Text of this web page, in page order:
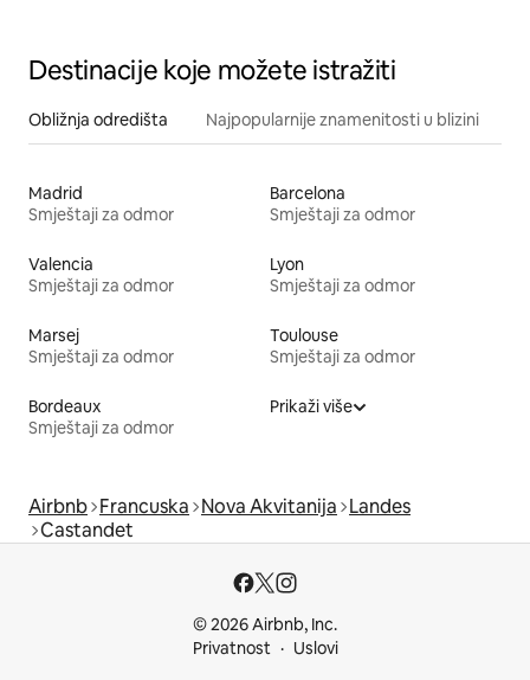
Destinacije koje možete istražiti
Obližnja odredišta Najpopularnije znamenitosti u blizini
Madrid
Smještaji za odmor
Barcelona
Smještaji za odmor
Valencia
Smještaji za odmor
Lyon
Smještaji za odmor
Marsej
Smještaji za odmor
Toulouse
Smještaji za odmor
Bordeaux
Smještaji za odmor
Prikaži više
Airbnb Francuska Nova Akvitanija Landes
Castandet
© 2026 Airbnb, Inc.
Privatnost
Uslovi